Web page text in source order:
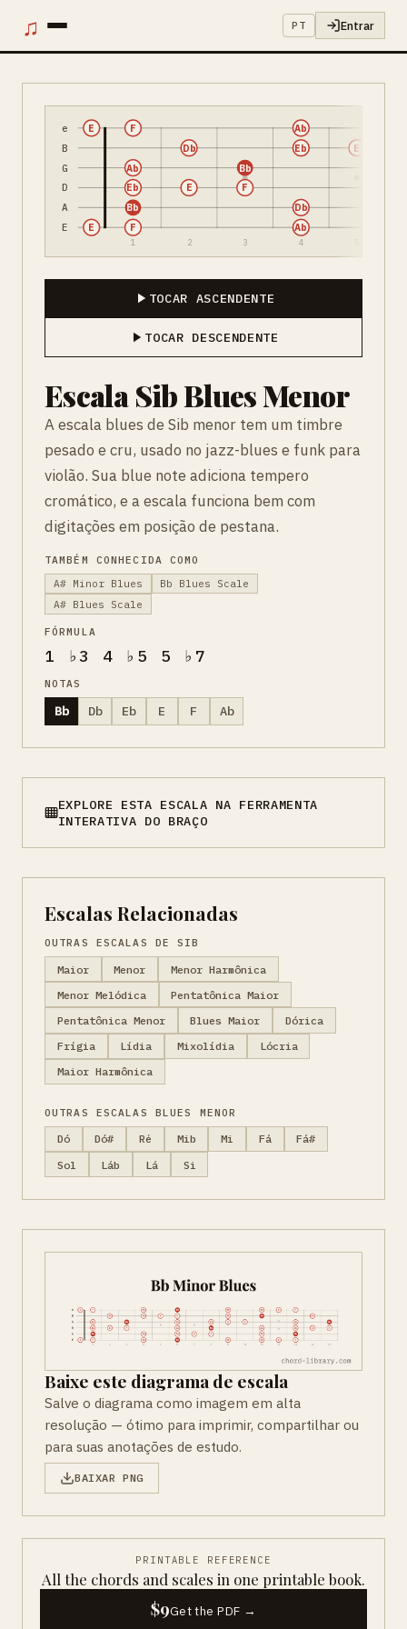
♫ PT Entrar
e
B
G
D
A
E
1 2 3 4
E F Ab
Bb Db
Eb E F
Ab Bb
Db Eb E
E F Ab
TOCAR ASCENDENTE
TOCAR DESCENDENTE
Escala Sib Blues Menor
A escala blues de Sib menor tem um timbre
pesado e cru, usado no jazz-blues e funk para
violão. Sua blue note adiciona tempero
cromático, e a escala funciona bem com
digitações em posição de pestana.
TAMBÉM CONHECIDA COMO
A# Minor Blues
Bb Blues Scale
A# Blues Scale
FÓRMULA
1 ♭3 4 ♭5 5 ♭7
NOTAS
Bb Db Eb E F Ab
EXPLORE ESTA ESCALA NA FERRAMENTA
INTERATIVA DO BRAÇO
Escalas Relacionadas
OUTRAS ESCALAS DE SIB
Maior Menor
Menor Harmônica
Menor Melódica
Pentatônica Maior
Pentatônica Menor
Blues Maior
Dórica
Frígia
Lídia Mixolídia
Lócria
Maior Harmônica
OUTRAS ESCALAS BLUES MENOR
Dó Dó# Ré Mib Mi Fá
Fá#
Sol
Láb Lá Si
Baixe este diagrama de escala
Salve o diagrama como imagem em alta
resolução — ótimo para imprimir, compartilhar ou
para suas anotações de estudo.
BAIXAR PNG
PRINTABLE REFERENCE
All the chords and scales in one printable book.
$9Get the PDF →